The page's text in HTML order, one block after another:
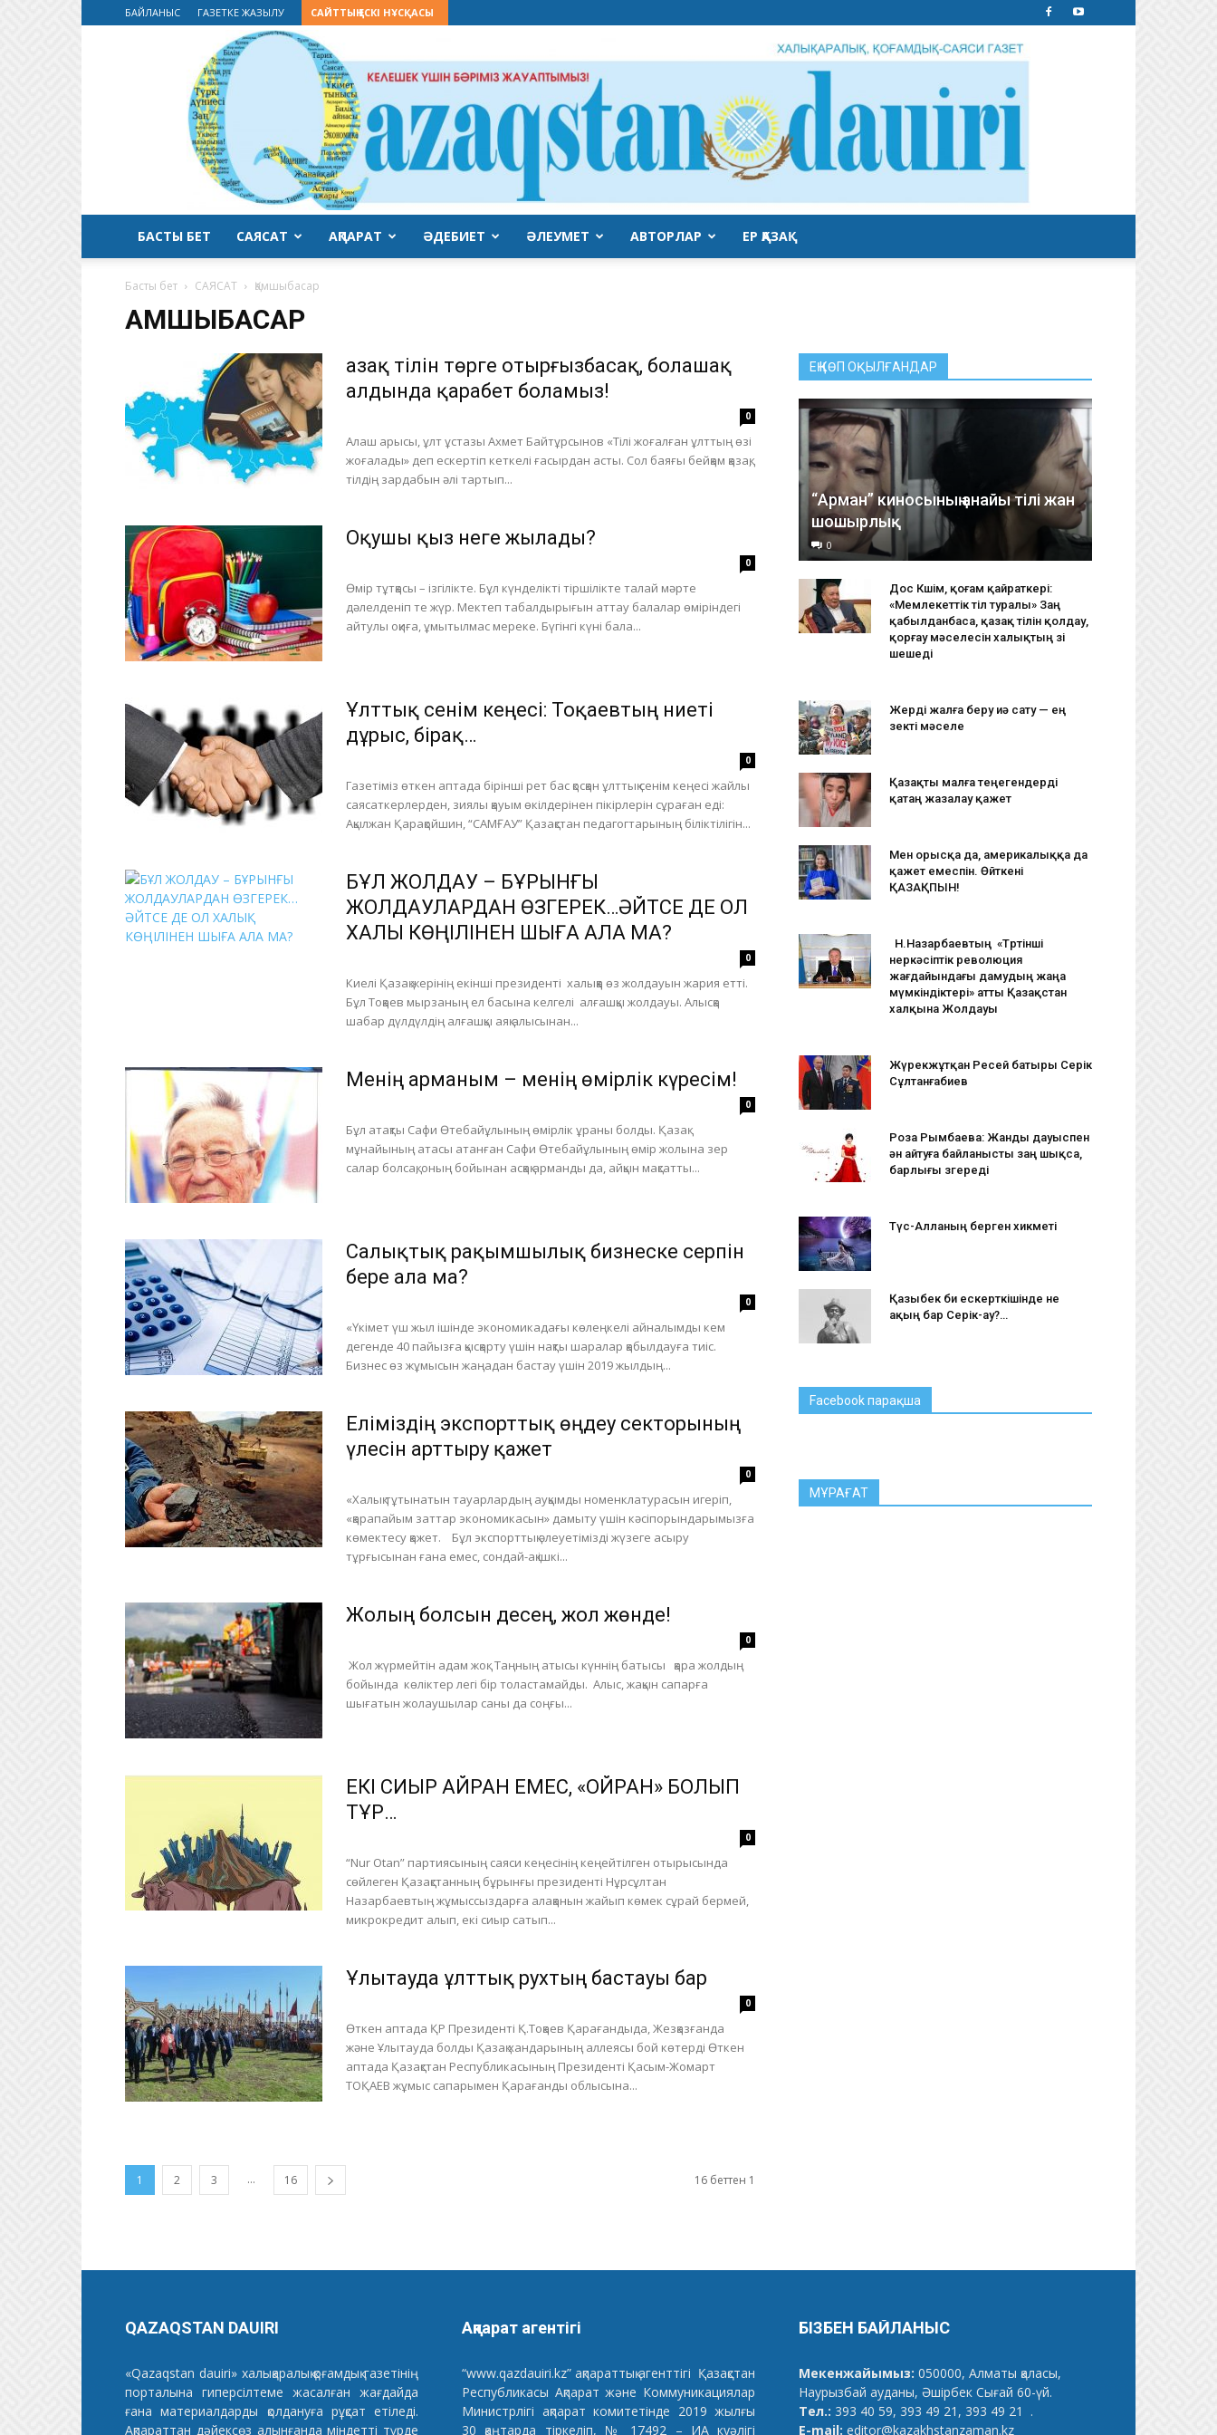
БАЙЛАНЫС ГАЗЕТКЕ ЖАЗЫЛУ САЙТТЫҢ ЕСКІ НҰСҚАСЫ
БАСТЫ БЕТ САЯСАТ АҚПАРАТ ӘДЕБИЕТ ӘЛЕУМЕТ АВТОРЛАР ЕР ҚАЗАҚ
Басты бет САЯСАТ Қамшыбасар
ҚАМШЫБАСАР
Қазақ тілін төрге отырғызбасақ, болашақ
алдында қарабет боламыз!
0
Алаш арысы, ұлт ұстазы Ахмет Байтұрсынов «Тілі жоғалған ұлттың өзі
жоғалады» деп ескертіп кеткелі ғасырдан асты. Сол баяғы бейқам қазақ,
тілдің зардабын әлі тартып...
Оқушы қыз неге жылады?
0
Өмір тұтқасы – ізгілікте. Бұл күнделікті тіршілікте талай мәрте
дәлелденіп те жүр. Мектеп табалдырығын аттау балалар өміріндегі
айтулы оқиға, ұмытылмас мереке. Бүгінгі күні бала...
Ұлттық сенім кеңесі: Тоқаевтың ниеті
дұрыс, бірақ…
0
Газетіміз өткен аптада бірінші рет бас қосқан ұлттық сенім кеңесі жайлы
саясаткерлерден, зиялы қауым өкілдерінен пікірлерін сұраған еді:
Ақылжан Қарақойшин, “САМҒАУ” Қазақстан педагогтарының біліктілігін...
БҰЛ ЖОЛДАУ – БҰРЫНҒЫ
ЖОЛДАУЛАРДАН ӨЗГЕРЕК…ӘЙТСЕ ДЕ ОЛ
ХАЛЫҚ КӨҢІЛІНЕН ШЫҒА АЛА МА?
0
Киелі Қазақ жерінің екінші президенті халыққа өз жолдауын жария етті.
Бұл Тоқаев мырзаның ел басына келгелі алғашқы жолдауы. Алысқа
шабар дүлдүлдің алғашқы аяқ алысынан...
Менің арманым – менің өмірлік күресім!
0
Бұл атақты Сафи Өтебайұлының өмірлік ұраны болды. Қазақ
мұнайының атасы атанған Сафи Өтебайұлының өмір жолына зер
салар болсақ, оның бойынан асқақ арманды да, айқын мақсатты...
Салықтық рақымшылық бизнеске серпін
бере ала ма?
0
«Үкімет үш жыл ішінде экономикадағы көлеңкелі айналымды кем
дегенде 40 пайызға қысқарту үшін нақты шаралар қабылдауға тиіс.
Бизнес өз жұмысын жаңадан бастау үшін 2019 жылдың...
Еліміздің экспорттық өңдеу секторының
үлесін арттыру қажет
0
«Халық тұтынатын тауарлардың ауқымды номенклатурасын игеріп,
«қарапайым заттар экономикасын» дамыту үшін кәсіпорындарымызға
көмектесу қажет. Бұл экспорттық әлеуетімізді жүзеге асыру
тұрғысынан ғана емес, сондай-ақ ішкі...
Жолың болсын десең, жол жөнде!
0
Жол жүрмейтін адам жоқ. Таңның атысы күннің батысы қара жолдың
бойында көліктер легі бір толастамайды. Алыс, жақын сапарға
шығатын жолаушылар саны да соңғы...
ЕКІ СИЫР АЙРАН ЕМЕС, «ОЙРАН» БОЛЫП
ТҰР…
0
“Nur Otan” партиясының саяси кеңесінің кеңейтілген отырысында
сөйлеген Қазақстанның бұрынғы президенті Нұрсұлтан
Назарбаевтың жұмыссыздарға алақанын жайып көмек сұрай бермей,
микрокредит алып, екі сиыр сатып...
Ұлытауда ұлттық рухтың бастауы бар
0
Өткен аптада ҚР Президенті Қ.Тоқаев Қарағандыда, Жезқазғанда
және Ұлытауда болды Қазақ хандарының аллеясы бой көтерді Өткен
аптада Қазақстан Республикасының Президенті Қасым-Жомарт
ТОҚАЕВ жұмыс сапарымен Қарағанды облысына...
1 2 3 ... 16 16 беттен 1
ЕҢ КӨП ОҚЫЛҒАНДАР
“Арман” киносының анайы тілі жан
шошырлық
0
Дос Көшім, қоғам қайраткері:
«Мемлекеттік тіл туралы» Заң
қабылданбаса, қазақ тілін қолдау,
қорғау мәселесін халықтың өзі
шешеді
Жерді жалға беру иә сату — ең
өзекті мәселе
Қазақты малға теңегендерді
қатаң жазалау қажет
Мен орысқа да, америкалыққа да
қажет емеспін. Өйткені
ҚАЗАҚПЫН!
Н.Назарбаевтың «Төртінші
өнеркәсіптік революция
жағдайындағы дамудың жаңа
мүмкіндіктері» атты Қазақстан
халқына Жолдауы
Жүрекжұтқан Ресей батыры Серік
Сұлтанғабиев
Роза Рымбаева: Жанды дауыспен
ән айтуға байланысты заң шықса,
барлығы өзгереді
Түс-Алланың берген хикметі
Қазыбек би ескерткішінде не
ақың бар Серік-ау?…
Facebook парақша
МҰРАҒАТ
QAZAQSTAN DAUIRI
«Qazaqstan dauiri» халықаралық қоғамдық газетінің
порталына гиперсілтеме жасалған жағдайда
ғана материалдарды қолдануға рұқсат етіледі.
Ақпараттан дәйексөз алынғанда міндетті түрде
Ақпарат агентігі
“www.qazdauiri.kz” ақпараттық агенттігі Қазақстан
Республикасы Ақпарат және Коммуникациялар
Министрлігі ақпарат комитетінде 2019 жылғы
30 қаңтарда тіркеліп, № 17492 – ИА куәлігі
БІЗБЕН БАЙЛАНЫС
Мекенжайымыз: 050000, Алматы қаласы,
Наурызбай ауданы, Әшірбек Сығай 60-үй.
Тел.: 393 40 59, 393 49 21, 393 49 21 .
E-mail: editor@kazakhstanzaman.kz